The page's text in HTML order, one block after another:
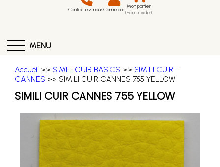
Contactez-nousConnexion Mon panier
(Panier vide)
MENU
Accueil >> SIMILI CUIR BASICS >> SIMILI CUIR -
CANNES >> SIMILI CUIR CANNES 755 YELLOW
SIMILI CUIR CANNES 755 YELLOW